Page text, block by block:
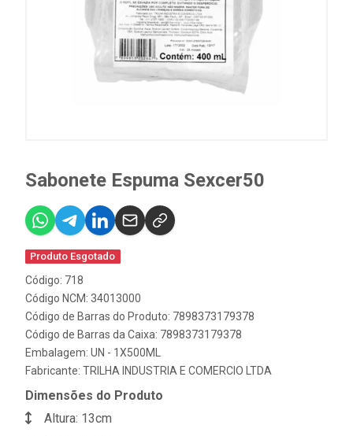
Sabonete Espuma Sexcer50
Produto Esgotado
Código: 718
Código NCM: 34013000
Código de Barras do Produto: 7898373179378
Código de Barras da Caixa: 7898373179378
Embalagem: UN - 1X500ML
Fabricante: TRILHA INDUSTRIA E COMERCIO LTDA
Dimensões do Produto
Altura: 13cm